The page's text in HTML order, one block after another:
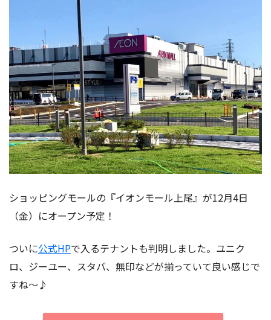
ショッピングモールの『イオンモール上尾』が12月4日
（金）にオープン予定！
ついに公式HPで入るテナントも判明しました。ユニク
ロ、ジーユー、スタバ、無印などが揃っていて良い感じで
すね〜♪